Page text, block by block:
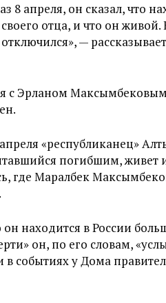
8 апреля, он сказал, что
отца, и что он
—
с Эрланом
«республиканец»
погибшим, живет
где Маралбек
находится в России
он, по его словам,
событиях у Дома